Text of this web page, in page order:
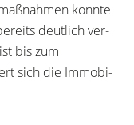
konnte
deutlich ver-
bis zum
sich die Immobi-